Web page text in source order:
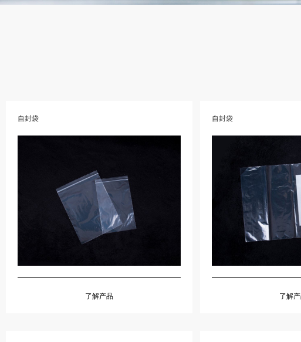
自封袋
了解产品
自封袋
了解